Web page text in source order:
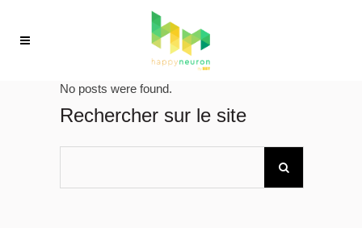
No posts were found.
Rechercher sur le site